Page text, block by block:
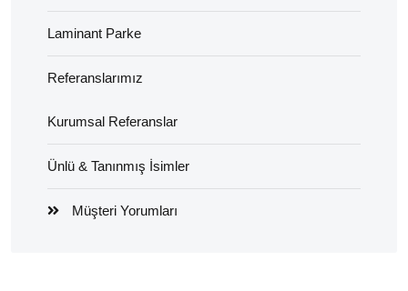
Laminant Parke
Referanslarımız
Kurumsal Referanslar
Ünlü & Tanınmış İsimler
Müşteri Yorumları